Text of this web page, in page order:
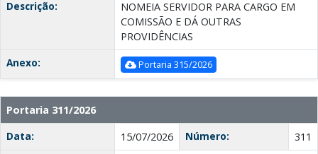
Descrição:
NOMEIA SERVIDOR PARA CARGO EM
COMISSÃO E DÁ OUTRAS
PROVIDÊNCIAS
Anexo:
Portaria 315/2026
Portaria 311/2026
Data:
15/07/2026 Número:
311